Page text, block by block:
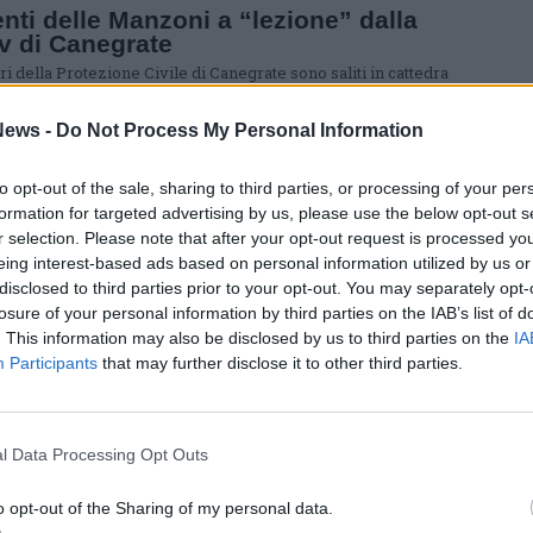
- Do Not Process My Personal Information
opt-out of the sale, sharing to third parties, or processing of your
for targeted advertising by us, please use the below opt-out
selection. Please note that after your opt-out request is processed
interest-based ads based on personal information utilized by us
to third parties prior to your opt-out. You may separately
of your personal information by third parties on the IAB’s list of
This information may also be disclosed by us to third parties on the
Participants that may further disclose it to other third parties.
Data Processing Opt Outs
opt-out of the Sharing of my personal data.
delle Manzoni a “lezione” dalla
di Canegrate
della Protezione Civile di Canegrate sono saliti in cattedra
secondaria di primo grado A. Manzoni per parlare di
il fiume Olona sarà
anche a Canegrate
strumento è stato installato, da poche settimane, dalla
Civile di Canegrate. L'apparecchio si trova in zona Cascinette
Civile
Civile di Canegrate è intervenuta in paese per mettere in
due piante pericolose, una in via 24 maggio e una in via